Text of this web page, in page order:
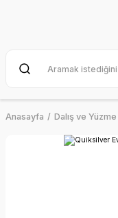
Anasayfa Dalış ve Yüzme